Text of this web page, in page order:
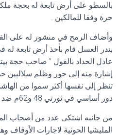
بالسطو على أرض تابعة له بحجة
حرة وفقا للمالكين .
وأضاف الرمح في منشور له على
بندر العسل قام بأخذ أرض تابعة له
عادل الحداد بالقول ” صاحب حجة
إشارة منه إلى جور وظلم سلاليين
تنظر إلى نفسها أكثر سموا من
دور أساسي في ثورتي 48 و62م ضد الحكم الامامي المتخلف .
من جانبه اشتكى عدد من أصحاب
المليشيا الحوثية لاجارات